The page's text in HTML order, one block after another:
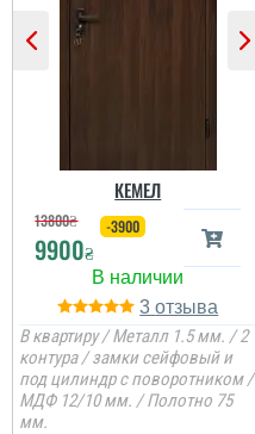
КЕМЕЛ
13800₴
9900₴
-3900
3
В квартиру / Металл 1.5 мм. / 2
контура / замки сейфовый и
под цилиндр с поворотником /
МДФ 12/10 мм. / Полотно 75
мм.